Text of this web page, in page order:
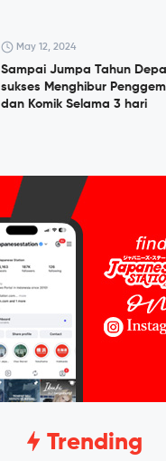
May 12, 2024
Sampai Jumpa Tahun
sukses Menghibur
dan Komik Selama 3 hari
Trending